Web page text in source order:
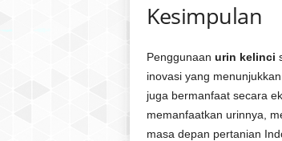
Kesimpulan
Penggunaan urin kelinci
inovasi yang
juga bermanfaat secara
memanfaatkan urinnya,
masa depan pertanian